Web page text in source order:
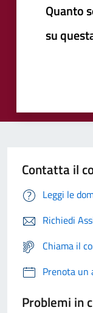
Quanto
su
Contatta il
Leggi le
Richiedi
Chiama il
Prenota un
Problemi in